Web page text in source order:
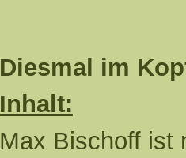
Diesmal im
Inhalt:
Max Bischoff ist